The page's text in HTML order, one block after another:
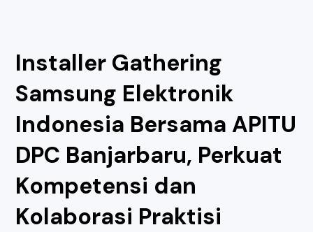
Installer Gathering
Samsung Elektronik
Indonesia Bersama APITU
DPC Banjarbaru, Perkuat
Kompetensi dan
Kolaborasi Praktisi